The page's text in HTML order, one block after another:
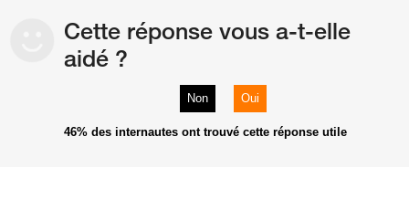
Cette réponse vous a-t-elle
aidé ?
Non Oui
46% des internautes ont trouvé cette réponse utile